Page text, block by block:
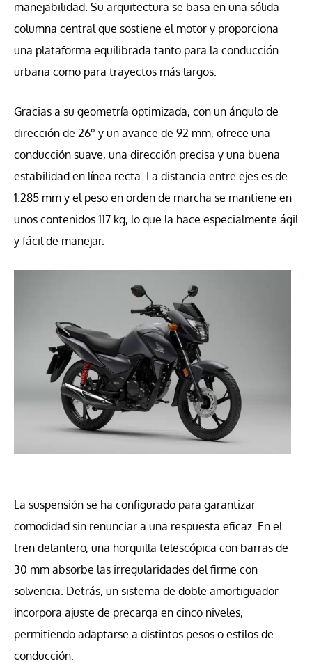
manejabilidad. Su arquitectura se basa en una sólida
columna central que sostiene el motor y proporciona
una plataforma equilibrada tanto para la conducción
urbana como para trayectos más largos.
Gracias a su geometría optimizada, con un ángulo de
dirección de 26° y un avance de 92 mm, ofrece una
conducción suave, una dirección precisa y una buena
estabilidad en línea recta. La distancia entre ejes es de
1.285 mm y el peso en orden de marcha se mantiene en
unos contenidos 117 kg, lo que la hace especialmente ágil
y fácil de manejar.
La suspensión se ha configurado para garantizar
comodidad sin renunciar a una respuesta eficaz. En el
tren delantero, una horquilla telescópica con barras de
30 mm absorbe las irregularidades del firme con
solvencia. Detrás, un sistema de doble amortiguador
incorpora ajuste de precarga en cinco niveles,
permitiendo adaptarse a distintos pesos o estilos de
conducción.